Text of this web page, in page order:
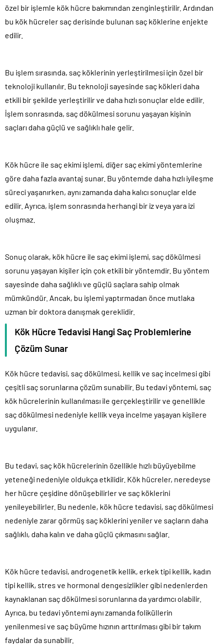
özel bir işlemle kök hücre bakımından zenginleştirilir. Ardından
bu kök hücreler saç derisinde bulunan saç köklerine enjekte
edilir.
Bu işlem sırasında, saç köklerinin yerleştirilmesi için özel bir
teknoloji kullanılır. Bu teknoloji sayesinde saç kökleri daha
etkili bir şekilde yerleştirilir ve daha hızlı sonuçlar elde edilir.
İşlem sonrasında, saç dökülmesi sorunu yaşayan kişinin
saçları daha güçlü ve sağlıklı hale gelir.
Kök hücre ile saç ekimi işlemi, diğer saç ekimi yöntemlerine
göre daha fazla avantaj sunar. Bu yöntemde daha hızlı iyileşme
süreci yaşanırken, aynı zamanda daha kalıcı sonuçlar elde
edilir. Ayrıca, işlem sonrasında herhangi bir iz veya yara izi
oluşmaz.
Sonuç olarak, kök hücre ile saç ekimi işlemi, saç dökülmesi
sorunu yaşayan kişiler için çok etkili bir yöntemdir. Bu yöntem
sayesinde daha sağlıklı ve güçlü saçlara sahip olmak
mümkündür. Ancak, bu işlemi yaptırmadan önce mutlaka
uzman bir doktora danışmak gereklidir.
Kök Hücre Tedavisi Hangi Saç Problemlerine
Çözüm Sunar
Kök hücre tedavisi, saç dökülmesi, kellik ve saç incelmesi gibi
çeşitli saç sorunlarına çözüm sunabilir. Bu tedavi yöntemi, saç
kök hücrelerinin kullanılması ile gerçekleştirilir ve genellikle
saç dökülmesi nedeniyle kellik veya incelme yaşayan kişilere
uygulanır.
Bu tedavi, saç kök hücrelerinin özellikle hızlı büyüyebilme
yeteneği nedeniyle oldukça etkilidir. Kök hücreler, neredeyse
her hücre çeşidine dönüşebilirler ve saç köklerini
yenileyebilirler. Bu nedenle, kök hücre tedavisi, saç dökülmesi
nedeniyle zarar görmüş saç köklerini yeniler ve saçların daha
sağlıklı, daha kalın ve daha güçlü çıkmasını sağlar.
Kök hücre tedavisi, androgenetik kellik, erkek tipi kellik, kadın
tipi kellik, stres ve hormonal dengesizlikler gibi nedenlerden
kaynaklanan saç dökülmesi sorunlarına da yardımcı olabilir.
Ayrıca, bu tedavi yöntemi aynı zamanda foliküllerin
yenilenmesi ve saç büyüme hızının arttırılması gibi bir takım
faydalar da sunabilir.